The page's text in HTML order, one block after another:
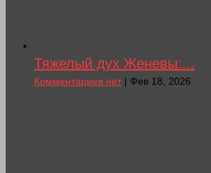
Тяжелый дух Женевы:...
Комментариев нет| Фев 18, 2026